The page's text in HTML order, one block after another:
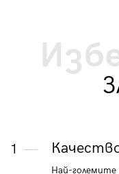
1
Най-големите